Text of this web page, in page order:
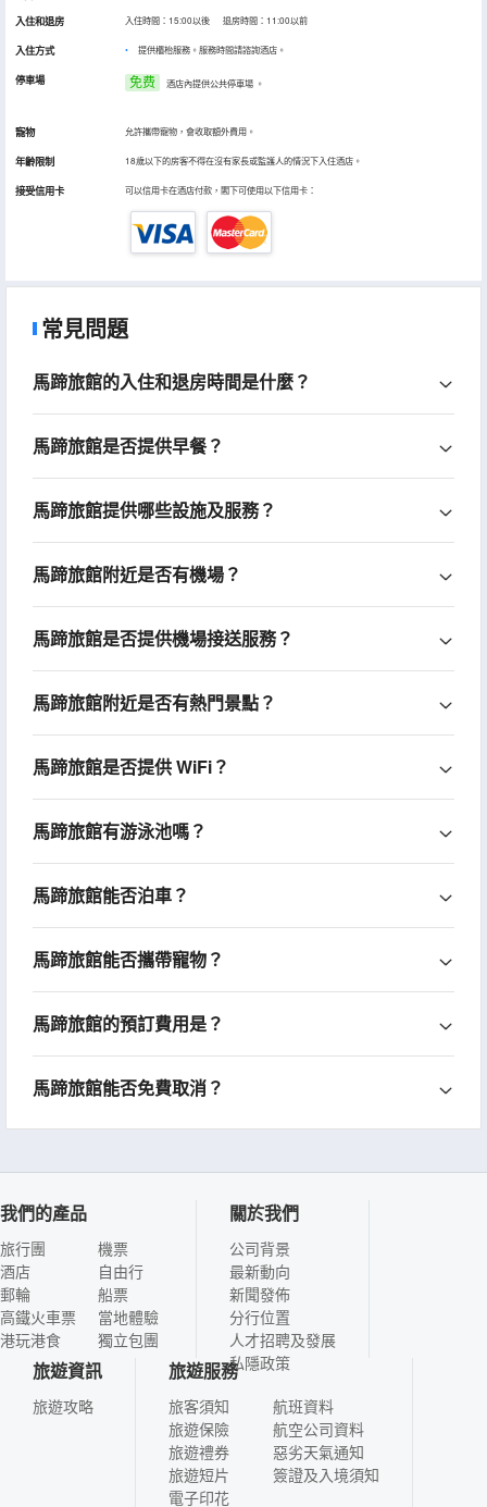
入住和退房 入住時間：15:00以後 退房時間：11:00以前
入住方式 提供櫃枱服務。服務時間請諮詢酒店。
停車場 免费 酒店內提供公共停車場 。
寵物 允許攜帶寵物，會收取額外費用。
年齡限制 18歲以下的房客不得在沒有家長或監護人的情況下入住酒店。
接受信用卡 可以信用卡在酒店付款，閣下可使用以下信用卡：
常見問題
馬蹄旅館的入住和退房時間是什麼？
馬蹄旅館是否提供早餐？
馬蹄旅館提供哪些設施及服務？
馬蹄旅館附近是否有機場？
馬蹄旅館是否提供機場接送服務？
馬蹄旅館附近是否有熱門景點？
馬蹄旅館是否提供 WiFi？
馬蹄旅館有游泳池嗎？
馬蹄旅館能否泊車？
馬蹄旅館能否攜帶寵物？
馬蹄旅館的預訂費用是？
馬蹄旅館能否免費取消？
我們的產品
旅行團
酒店
郵輪
高鐵火車票
港玩港食
機票
自由行
船票
當地體驗
獨立包團
關於我們
公司背景
最新動向
新聞發佈
分行位置
人才招聘及發展
私隱政策
旅遊資訊
旅遊攻略
旅遊服務
旅客須知
旅遊保險
旅遊禮券
旅遊短片
電子印花
航班資料
航空公司資料
惡劣天氣通知
簽證及入境須知